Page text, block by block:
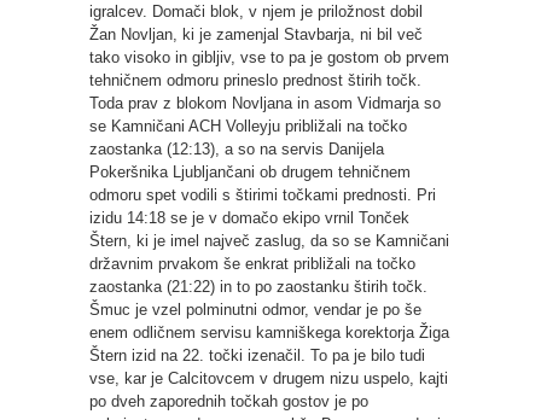
igralcev. Domači blok, v njem je priložnost dobil
Žan Novljan, ki je zamenjal Stavbarja, ni bil več
tako visoko in gibljiv, vse to pa je gostom ob prvem
tehničnem odmoru prineslo prednost štirih točk.
Toda prav z blokom Novljana in asom Vidmarja so
se Kamničani ACH Volleyju približali na točko
zaostanka (12:13), a so na servis Danijela
Pokeršnika Ljubljančani ob drugem tehničnem
odmoru spet vodili s štirimi točkami prednosti. Pri
izidu 14:18 se je v domačo ekipo vrnil Tonček
Štern, ki je imel največ zaslug, da so se Kamničani
državnim prvakom še enkrat približali na točko
zaostanka (21:22) in to po zaostanku štirih točk.
Šmuc je vzel polminutni odmor, vendar je po še
enem odličnem servisu kamniškega korektorja Žiga
Štern izid na 22. točki izenačil. To pa je bilo tudi
vse, kar je Calcitovcem v drugem nizu uspelo, kajti
po dveh zaporednih točkah gostov je po